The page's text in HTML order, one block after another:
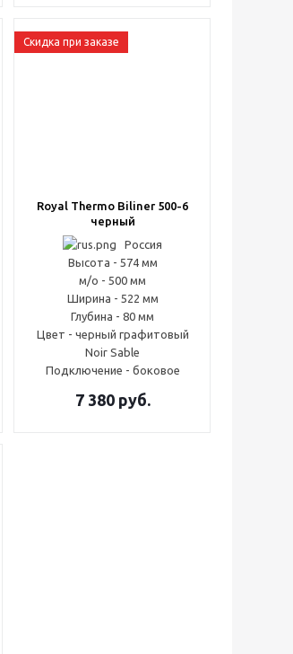
Скидка при заказе
Royal Thermo Biliner 500-6
черный
Россия
Высота - 574 мм
м/о - 500 мм
Ширина - 522 мм
Глубина - 80 мм
Цвет - черный графитовый
Noir Sable
Подключение - боковое
7 380руб.